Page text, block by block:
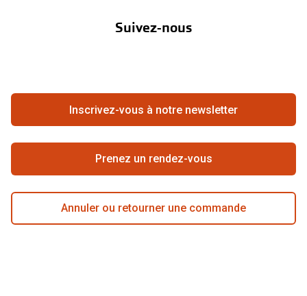
Boutique en ligne
Se rétracter du contrat ici
Suivez-nous
Inscrivez-vous à notre newsletter
Prenez un rendez-vous
Annuler ou retourner une commande